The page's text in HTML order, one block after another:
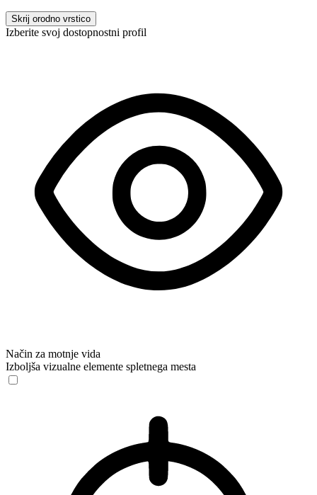
Skrij orodno vrstico
Izberite svoj dostopnostni profil
Način za motnje vida
Izboljša vizualne elemente spletnega mesta